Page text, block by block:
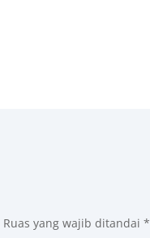
Ruas yang wajib ditandai*